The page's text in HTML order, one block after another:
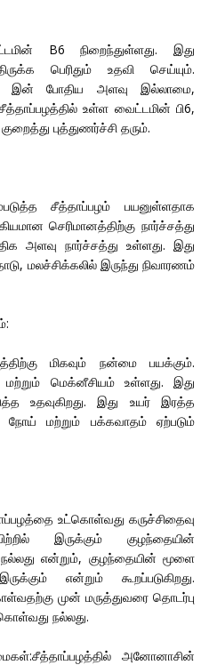
B6 நிறைந்துள்ளது. இது
பெரிதும் உதவி செய்யும்.
இன் போதிய அளவு இல்லாமை,
உள்ள வைட்டமின் பி6,
புத்துணர்ச்சி தரும்.
சீத்தாப்பழம் பயனுள்ளதாக
செரிமானத்திற்கு நார்ச்சத்து
அளவு நார்ச்சத்து உள்ளது. இது
மலச்சிக்கலில் இருந்து நிவாரணம்
மிகவும் நன்மை பயக்கும்.
மற்றும் மெக்னீசியம் உள்ளது. இது
உதவுகிறது. இது உயர் இரத்த
மற்றும் பக்கவாதம் ஏற்படும்
உட்கொள்வது கருச்சிதைவு
இருக்கும் குழந்தையின்
என்றும், குழந்தையின் மூளை
என்றும் கூறப்படுகிறது.
முன் மருத்துவரை தொடர்பு
நல்லது.
அனோனாசின்